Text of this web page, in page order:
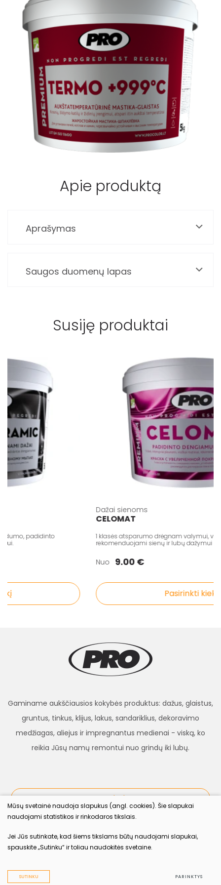
Apie produktą
Aprašymas
Saugos duomenų lapas
Susiję produktai
padidinto
Dažai sienoms
CELOMAT
1 klasės atsparumo drėgnam valymui,
rekomenduojami sienų ir lubų dažymui
Nuo 9.00 €
Pasirinkti kiekį
Gaminame aukščiausios kokybės produktus: dažus, glaistus,
gruntus, tinkus, klijus, lakus, sandariklius, dekoravimo
medžiagas, aliejus ir impregnantus medienai - viską, ko
reikia Jūsų namų remontui nuo grindų iki lubų.
procolor.lt
Mūsų svetainė naudoja slapukus (angl. cookies). Šie slapukai
naudojami statistikos ir rinkodaros tikslais.
Jei Jūs sutinkate, kad šiems tikslams būtų naudojami slapukai,
spauskite „Sutinku“ ir toliau naudokitės svetaine.
SUTINKU PARINKTYS